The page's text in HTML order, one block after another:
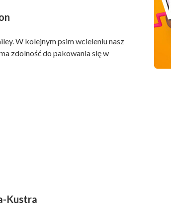
W kolejnym psim wcieleniu nasz
zdolność do pakowania się w
Kustra